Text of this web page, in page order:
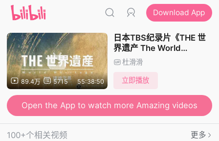
Download App
89.4万 5715 55:38:50
日本TBS纪录片《THE 世
界遗产 The World
Heritage》全180集 日语中
日双字
杜滑滑
立即播放
Open the App to watch more Amazing videos
100+个相关视频 更多